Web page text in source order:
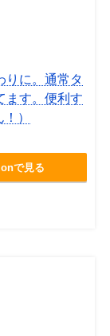
りに。通常タ
ます。便利す
）
で見る